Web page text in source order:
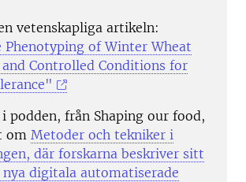
vetenskapliga artikeln:
of Winter Wheat
Controlled Conditions for
podden, från Shaping our food,
om Metoder och tekniker i
där forskarna beskriver sitt
digitala automatiserade